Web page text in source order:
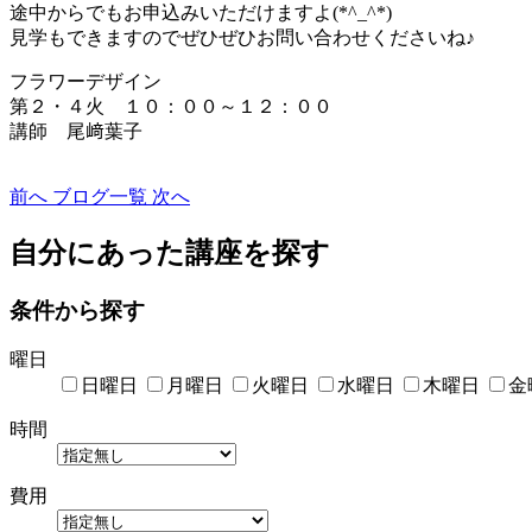
途中からでもお申込みいただけますよ(*^_^*)
見学もできますのでぜひぜひお問い合わせくださいね♪
フラワーデザイン
第２・４火 １０：００～１２：００
講師 尾﨑葉子
前へ ブログ一覧 次へ
自分にあった講座を探す
条件から探す
曜日
日曜日
月曜日 火曜日 水曜日 木曜日 金
時間
費用